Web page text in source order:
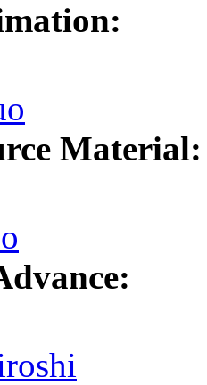
Material: